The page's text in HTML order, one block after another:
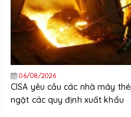
06/08/2026
CISA yêu cầu các nhà máy
ngặt các quy định xuất khẩu